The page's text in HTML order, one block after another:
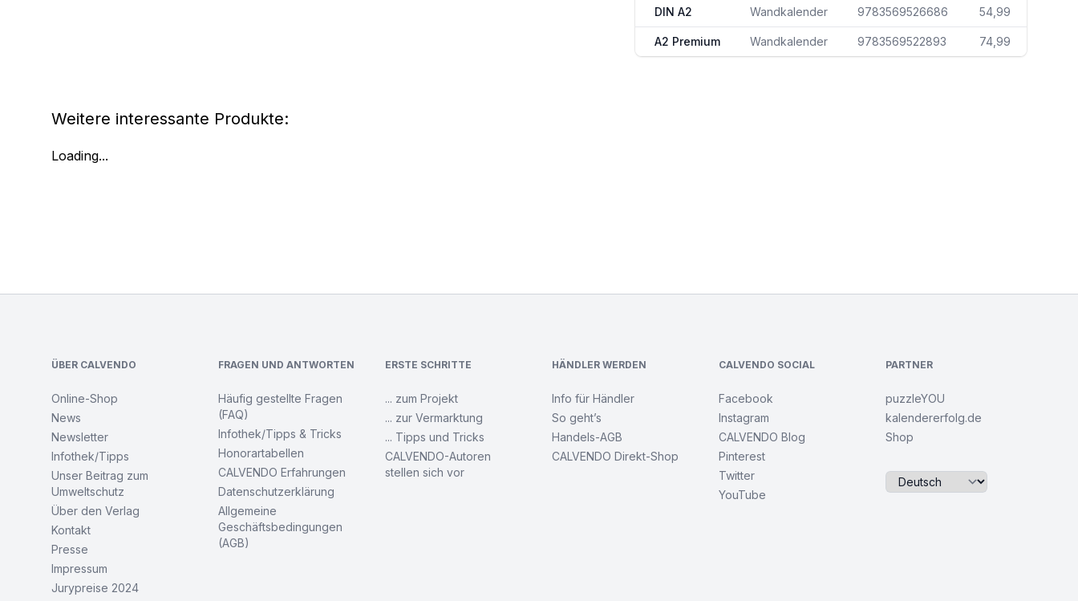
DIN A2 Wandkalender 9783569526686 54,99
A2 Premium Wandkalender 9783569522893 74,99
Weitere interessante Produkte:
Loading...
ÜBER CALVENDO
Online-Shop
News
Newsletter
Infothek/Tipps
Unser Beitrag zum
Umweltschutz
Über den Verlag
Kontakt
Presse
Impressum
Jurypreise 2024
FRAGEN UND ANTWORTEN
Häufig gestellte Fragen
(FAQ)
Infothek/Tipps & Tricks
Honorartabellen
CALVENDO Erfahrungen
Datenschutzerklärung
Allgemeine
Geschäftsbedingungen
(AGB)
ERSTE SCHRITTE
... zum Projekt
... zur Vermarktung
... Tipps und Tricks
CALVENDO-Autoren
stellen sich vor
HÄNDLER WERDEN
Info für Händler
So geht’s
Handels-AGB
CALVENDO Direkt-Shop
CALVENDO SOCIAL
Facebook
Instagram
CALVENDO Blog
Pinterest
Twitter
YouTube
PARTNER
puzzleYOU
kalendererfolg.de
Shop